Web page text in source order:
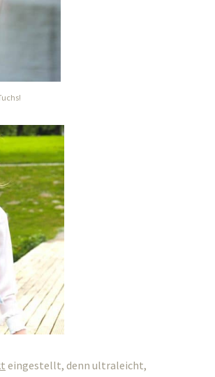
eingestellt, denn ultraleicht,